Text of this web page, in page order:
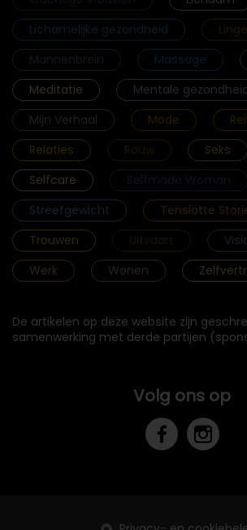
Lichamelijke gezondheid
Mannenbrein
Massage
Meditatie
Mentale
Mijn Verhaal
Mode
Relaties
Rouw
Seks
Selfcare
Selfmade Woman
Streefgewicht
Tenslotte
Trouwen
Uitvaart
Werk
Wonen
De artikelen op deze website zijn
samenwerking met derde partijen
Volg ons op